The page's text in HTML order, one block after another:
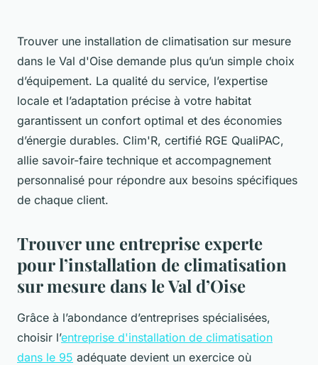
Trouver une installation de climatisation sur mesure
dans le Val d'Oise demande plus qu’un simple choix
d’équipement. La qualité du service, l’expertise
locale et l’adaptation précise à votre habitat
garantissent un confort optimal et des économies
d’énergie durables. Clim'R, certifié RGE QualiPAC,
allie savoir-faire technique et accompagnement
personnalisé pour répondre aux besoins spécifiques
de chaque client.
Trouver une entreprise experte
pour l’installation de climatisation
sur mesure dans le Val d’Oise
Grâce à l’abondance d’entreprises spécialisées,
choisir l’entreprise d'installation de climatisation
dans le 95 adéquate devient un exercice où